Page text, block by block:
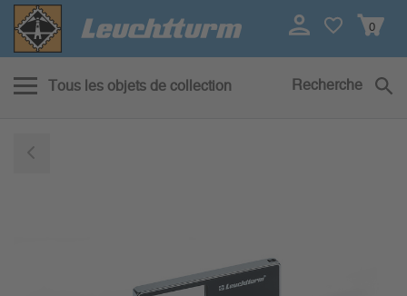
0
Tous les objets de collection Recherche